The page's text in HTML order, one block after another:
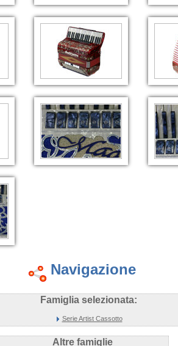
Navigazione
Famiglia selezionata:
Serie Artist Cassotto
Altre famiglie